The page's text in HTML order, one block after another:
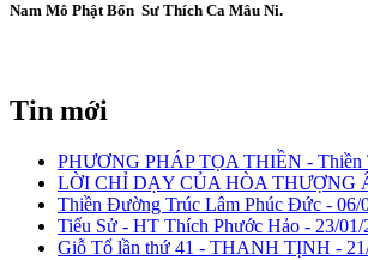
Nam Mô Phật Bổn Sư Thích Ca Mâu Ni.
Tin mới
PHƯƠNG PHÁP TỌA THIỀN - Thiền
LỜI CHỈ DẠY CỦA HÒA THƯỢNG
Thiền Đường Trúc Lâm Phúc Đức - 06/
Tiểu Sử - HT Thích Phước Hảo - 23/
Giỗ Tổ lần thứ 41 - THANH TỊNH -